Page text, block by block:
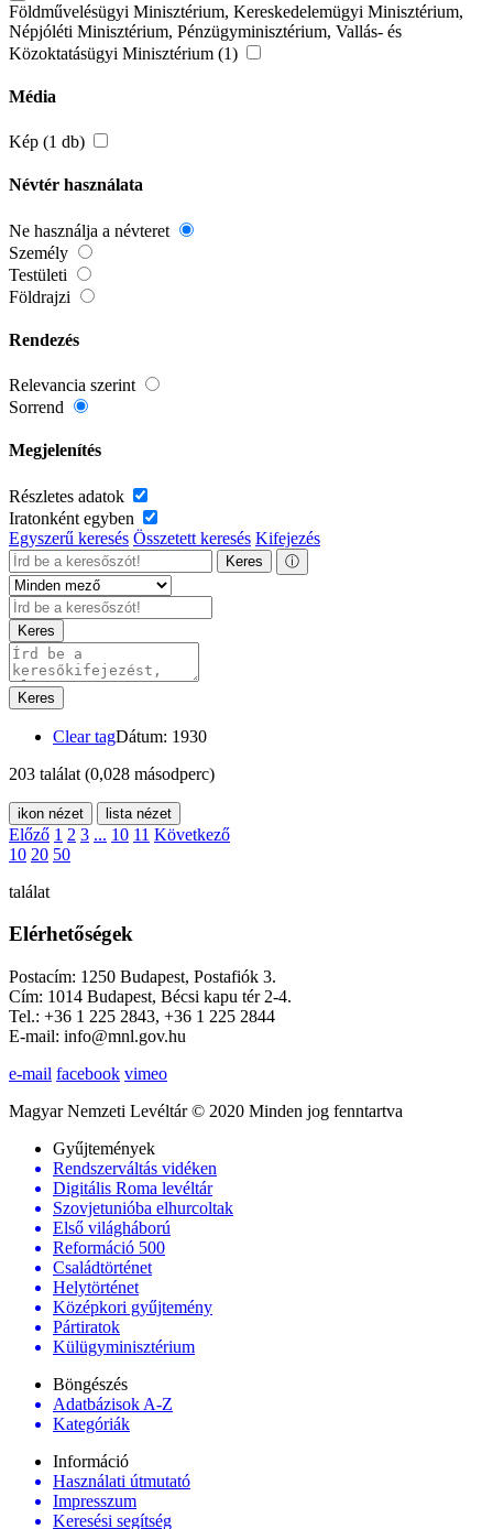
Földművelésügyi Minisztérium, Kereskedelemügyi Minisztérium,
Népjóléti Minisztérium, Pénzügyminisztérium, Vallás- és
Közoktatásügyi Minisztérium (1)
Média
Kép (1 db)
Névtér használata
Ne használja a névteret
Személy
Testületi
Földrajzi
Rendezés
Relevancia szerint
Sorrend
Megjelenítés
Részletes adatok
Iratonként egyben
Egyszerű keresés Összetett keresés Kifejezés
Keres ⓘ
Keres
Keres
Clear tagDátum: 1930
203 találat (0,028 másodperc)
ikon nézet lista nézet
Előző 1 2 3 ... 10 11 Következő
10 20 50
találat
Elérhetőségek
Postacím: 1250 Budapest, Postafiók 3.
Cím: 1014 Budapest, Bécsi kapu tér 2-4.
Tel.: +36 1 225 2843, +36 1 225 2844
E-mail: info@mnl.gov.hu
e-mail facebook vimeo
Magyar Nemzeti Levéltár © 2020 Minden jog fenntartva
Gyűjtemények
Rendszerváltás vidéken
Digitális Roma levéltár
Szovjetunióba elhurcoltak
Első világháború
Reformáció 500
Családtörténet
Helytörténet
Középkori gyűjtemény
Pártiratok
Külügyminisztérium
Böngészés
Adatbázisok A-Z
Kategóriák
Információ
Használati útmutató
Impresszum
Keresési segítség